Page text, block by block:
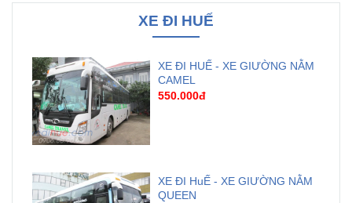
XE ĐI HUẾ
XE ĐI HUẾ - XE GIƯỜNG NẰM
CAMEL
550.000đ
XE ĐI HuẾ - XE GIƯỜNG NẰM
QUEEN